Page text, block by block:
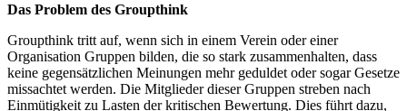
Das Problem des Groupthink
Groupthink tritt auf, wenn sich in einem Verein oder einer
Organisation Gruppen bilden, die so stark zusammenhalten, dass
keine gegensätzlichen Meinungen mehr geduldet oder sogar Gesetze
missachtet werden. Die Mitglieder dieser Gruppen streben nach
Einmütigkeit zu Lasten der kritischen Bewertung. Dies führt dazu,